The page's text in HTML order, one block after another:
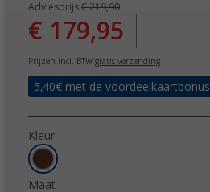
Adviesprijs € 219,90
€ 179,95
Prijzen incl. BTW gratis verzending
5,40€ met de voordeelkaartbonus
Kleur
Maat